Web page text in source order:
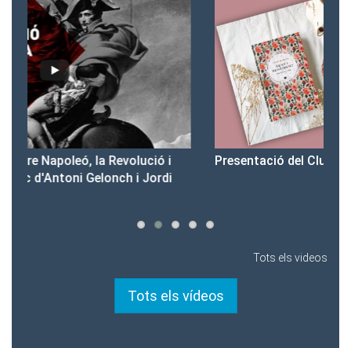
Presentació del Club Victòria